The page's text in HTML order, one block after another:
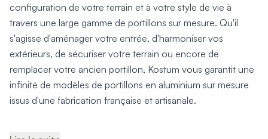
configuration de votre terrain et à votre style de vie à
travers une large gamme de portillons sur mesure. Qu'il
s'agisse d'aménager votre entrée, d'harmoniser vos
extérieurs, de sécuriser votre terrain ou encore de
remplacer votre ancien portillon, Kostum vous garantit une
infinité de modèles de portillons en aluminium sur mesure
issus d'une fabrication française et artisanale.